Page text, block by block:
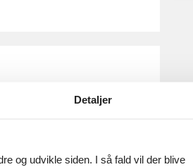
Detaljer
og udvikle siden. I så fald vil der blive